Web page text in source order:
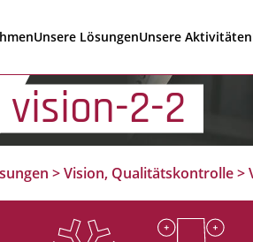
Unsere LösungenUnsere Aktivitäten
vision-2-2
>Vision, Qualitätskontrolle>